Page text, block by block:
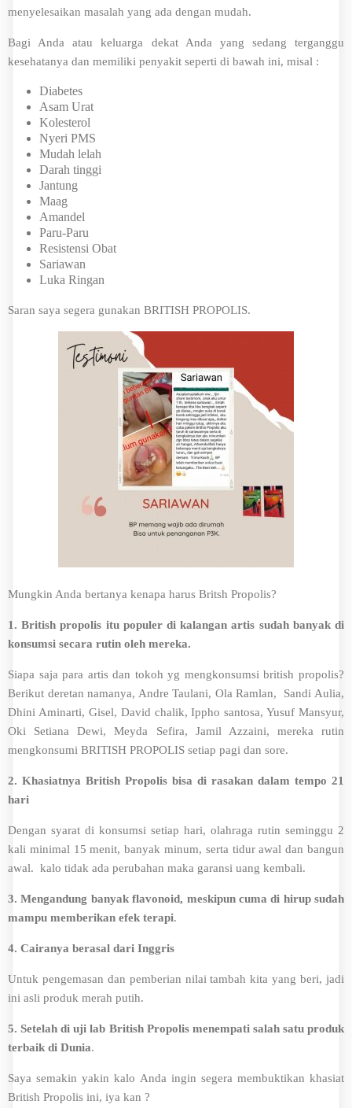
menyelesaikan masalah yang ada dengan mudah.
Bagi Anda atau keluarga dekat Anda yang sedang terganggu
kesehatanya dan memiliki penyakit seperti di bawah ini, misal :
Diabetes
Asam Urat
Kolesterol
Nyeri PMS
Mudah lelah
Darah tinggi
Jantung
Maag
Amandel
Paru-Paru
Resistensi Obat
Sariawan
Luka Ringan
Saran saya segera gunakan BRITISH PROPOLIS.
Mungkin Anda bertanya kenapa harus Britsh Propolis?
1. British propolis itu populer di kalangan artis sudah banyak di
konsumsi secara rutin oleh mereka.
Siapa saja para artis dan tokoh yg mengkonsumsi british propolis?
Berikut deretan namanya, Andre Taulani, Ola Ramlan, Sandi Aulia,
Dhini Aminarti, Gisel, David chalik, Ippho santosa, Yusuf Mansyur,
Oki Setiana Dewi, Meyda Sefira, Jamil Azzaini, mereka rutin
mengkonsumi BRITISH PROPOLIS setiap pagi dan sore.
2. Khasiatnya British Propolis bisa di rasakan dalam tempo 21
hari
Dengan syarat di konsumsi setiap hari, olahraga rutin seminggu 2
kali minimal 15 menit, banyak minum, serta tidur awal dan bangun
awal. kalo tidak ada perubahan maka garansi uang kembali.
3. Mengandung banyak flavonoid, meskipun cuma di hirup sudah
mampu memberikan efek terapi.
4. Cairanya berasal dari Inggris
Untuk pengemasan dan pemberian nilai tambah kita yang beri, jadi
ini asli produk merah putih.
5. Setelah di uji lab British Propolis menempati salah satu produk
terbaik di Dunia.
Saya semakin yakin kalo Anda ingin segera membuktikan khasiat
British Propolis ini, iya kan ?